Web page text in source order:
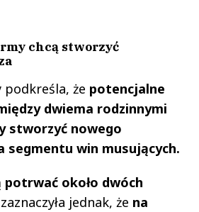
chcą stworzyć
że potencjalne
dwiema rodzinnymi
stworzyć nowego
segmentu win musujących.
około dwóch
jednak, że na